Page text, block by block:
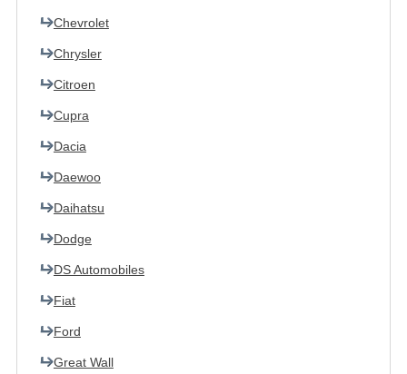
Chevrolet
Chrysler
Citroen
Cupra
Dacia
Daewoo
Daihatsu
Dodge
DS Automobiles
Fiat
Ford
Great Wall